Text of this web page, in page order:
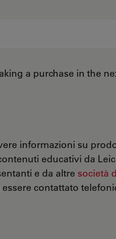
a purchase in the
informazioni su
educativi da
e da altre società
contattato